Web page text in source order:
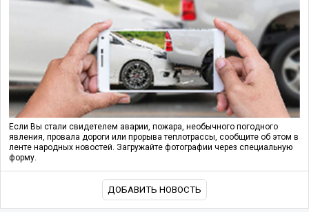
Если Вы стали свидетелем аварии, пожара, необычного погодного
явления, провала дороги или прорыва теплотрассы, сообщите об этом в
ленте народных новостей. Загружайте фотографии через специальную
форму.
ДОБАВИТЬ НОВОСТЬ